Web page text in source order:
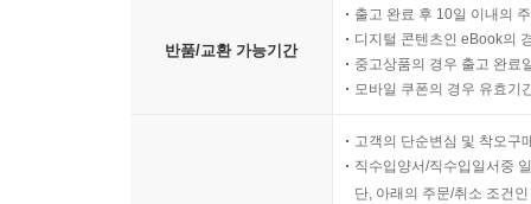
반품/교환 가능기간
출고 완료 후 10일 이내의
디지털 콘텐츠인 eBook의
중고상품의 경우 출고 완료
모바일 쿠폰의 경우 유효기
고객의 단순변심 및 착오구
직수입양서/직수입일서중
단, 아래의 주문/취소 조건